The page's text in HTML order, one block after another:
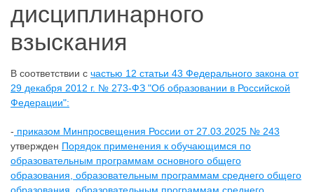
дисциплинарного
взыскания
В соответствии с частью 12 статьи 43 Федерального закона от
29 декабря 2012 г. № 273-ФЗ "Об образовании в Российской
Федерации":
- приказом Минпросвещения России от 27.03.2025 № 243
утвержден Порядок применения к обучающимся по
образовательным программам основного общего
образования, образовательным программам среднего общего
образования, образовательным программам среднего